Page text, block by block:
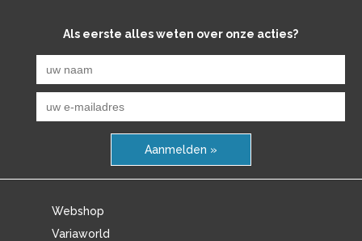
Als eerste alles weten over onze acties?
Aanmelden »
Webshop
Variaworld